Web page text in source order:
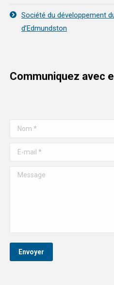
Société du développement
d’Edmundston
Communiquez avec
Nom *
E-mail *
Message
Envoyer